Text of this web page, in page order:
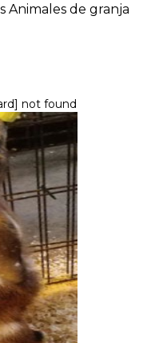
Animales de granja
not found
MASCOTAS
a una